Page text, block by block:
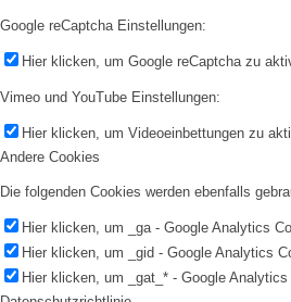
Google reCaptcha Einstellungen:
Hier klicken, um Google reCaptcha zu
Vimeo und YouTube Einstellungen:
Hier klicken, um Videoeinbettungen zu
Andere Cookies
Die folgenden Cookies werden ebenfalls
Hier klicken, um _ga - Google Analytics
Hier klicken, um _gid - Google Analytics
Hier klicken, um _gat_* - Google